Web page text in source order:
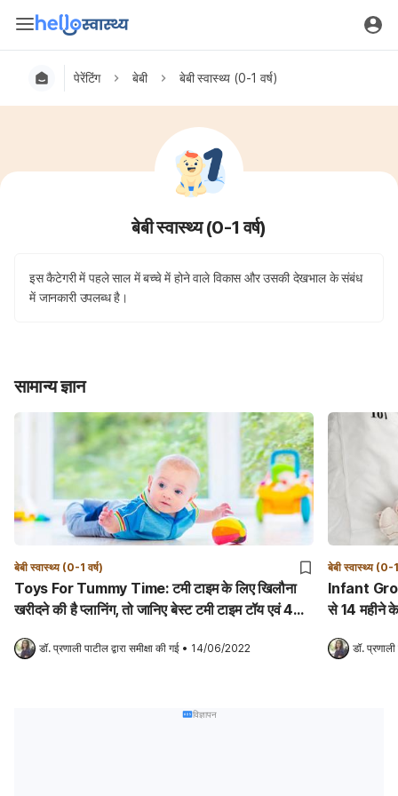
पेरेंटिंग बेबी बेबी स्वास्थ्य (0-1 वर्ष)
बेबी स्वास्थ्य (0-1 वर्ष)
इस कैटेगरी में पहले साल में बच्चे में होने वाले विकास और उसकी देखभाल के संबंध
में जानकारी उपलब्ध है।
सामान्य ज्ञान
बेबी स्वास्थ्य (0-1 वर्ष)
Toys For Tummy Time: टमी टाइम के लिए खिलौना
खरीदने की है प्लानिंग, तो जानिए बेस्ट टमी टाइम टॉय एवं 4
डॉ. प्रणाली पाटील द्वारा समीक्षा की गई • 14/06/2022
बेबी स्वास्थ्य (0-1
Infant Growth
से 14 महीने के
डॉ.
विज्ञापन